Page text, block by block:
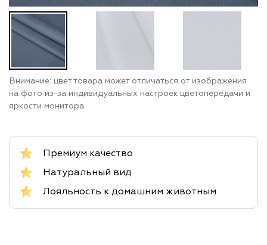
Внимание: цвет товара может отличаться от изображения
на фото из-за индивидуальных настроек цветопередачи и
яркости монитора.
Премиум качество
Натуральный вид
Лояльность к домашним животным